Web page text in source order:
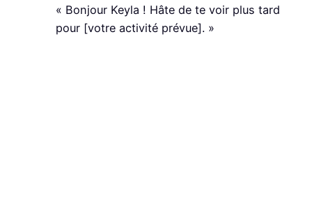
« Bonjour Keyla ! Hâte de te voir plus tard
pour [votre activité prévue]. »